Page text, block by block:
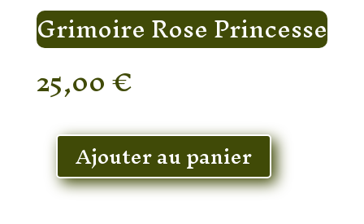
Grimoire Rose Princesse
25,00€
En stock
quantité
Grimoire
Ajouter au panier